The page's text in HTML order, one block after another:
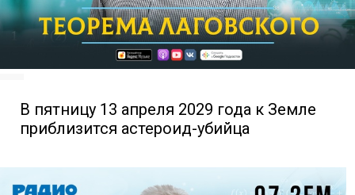
В пятницу 13 апреля 2029 года к Земле
приблизится астероид-убийца